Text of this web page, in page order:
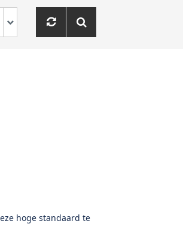
hoge standaard te